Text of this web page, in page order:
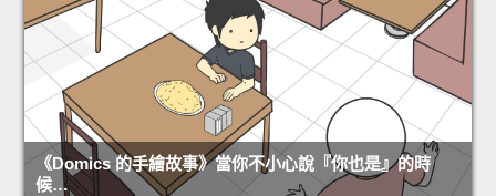
《Domics 的手繪故事》當你不小心說『你也是』的時
候…